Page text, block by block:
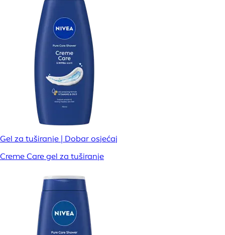
Gel za tuširanje | Dobar osjećaj
Creme Care gel za tuširanje